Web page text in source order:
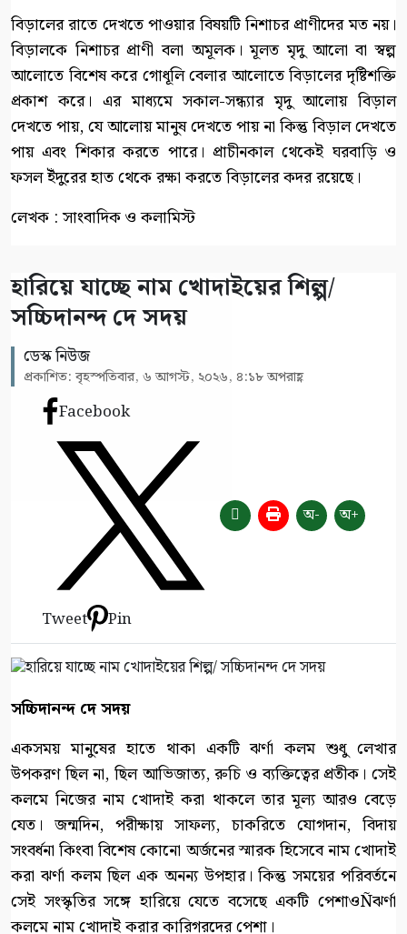
বিড়ালের রাতে দেখতে পাওয়ার বিষয়টি নিশাচর প্রাণীদের মত নয়।
বিড়ালকে নিশাচর প্রাণী বলা অমূলক। মূলত মৃদু আলো বা স্বল্প
আলোতে বিশেষ করে গোধূলি বেলার আলোতে বিড়ালের দৃষ্টিশক্তি
প্রকাশ করে। এর মাধ্যমে সকাল-সন্ধ্যার মৃদু আলোয় বিড়াল
দেখতে পায়, যে আলোয় মানুষ দেখতে পায় না কিন্তু বিড়াল দেখতে
পায় এবং শিকার করতে পারে। প্রাচীনকাল থেকেই ঘরবাড়ি ও
ফসল ইঁদুরের হাত থেকে রক্ষা করতে বিড়ালের কদর রয়েছে।
লেখক : সাংবাদিক ও কলামিস্ট
হারিয়ে যাচ্ছে নাম খোদাইয়ের শিল্প/
সচ্চিদানন্দ দে সদয়
ডেস্ক নিউজ
প্রকাশিত: বৃহস্পতিবার, ৬ আগস্ট, ২০২৬, ৪:১৮ অপরাহ্ণ
Facebook
Tweet Pin
অ- অ+
সচ্চিদানন্দ দে সদয়
একসময় মানুষের হাতে থাকা একটি ঝর্ণা কলম শুধু লেখার
উপকরণ ছিল না, ছিল আভিজাত্য, রুচি ও ব্যক্তিত্বের প্রতীক। সেই
কলমে নিজের নাম খোদাই করা থাকলে তার মূল্য আরও বেড়ে
যেত। জন্মদিন, পরীক্ষায় সাফল্য, চাকরিতে যোগদান, বিদায়
সংবর্ধনা কিংবা বিশেষ কোনো অর্জনের স্মারক হিসেবে নাম খোদাই
করা ঝর্ণা কলম ছিল এক অনন্য উপহার। কিন্তু সময়ের পরিবর্তনে
সেই সংস্কৃতির সঙ্গে হারিয়ে যেতে বসেছে একটি পেশাওÑঝর্ণা
কলমে নাম খোদাই করার কারিগরদের পেশা।